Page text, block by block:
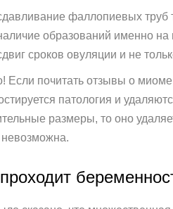
фаллопиевых труб
образований именно на
сроков овуляции и не
Если почитать отзывы о миоме
патология и
размеры, то оно
невозможна.